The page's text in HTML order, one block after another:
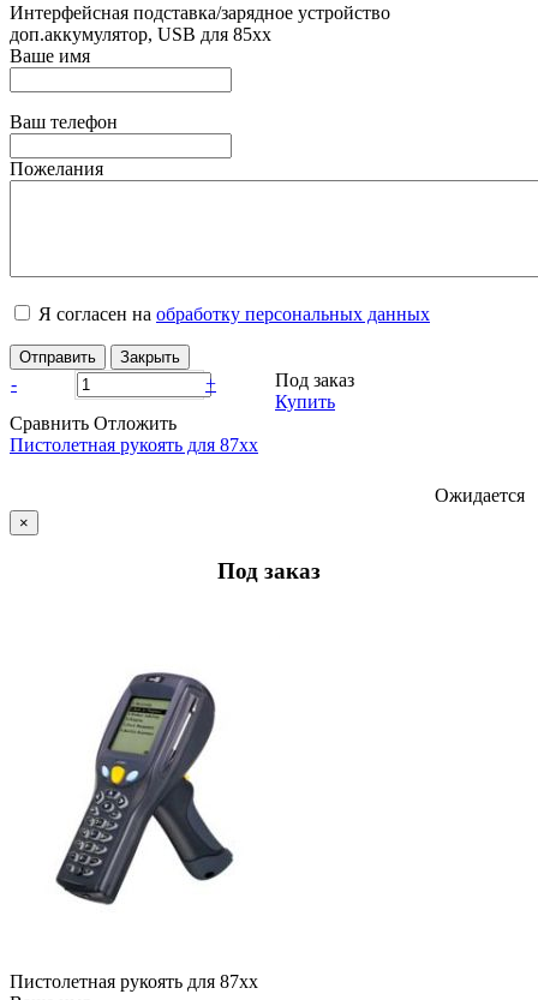
Интерфейсная подставка/зарядное устройство
доп.аккумулятор, USB для 85хх
Ваше имя
Ваш телефон
Пожелания
Я согласен на обработку персональных данных
Отправить Закрыть
- +
Под заказ
Купить
Сравнить Отложить
Пистолетная рукоять для 87xx
Ожидается
×
Под заказ
Пистолетная рукоять для 87xx